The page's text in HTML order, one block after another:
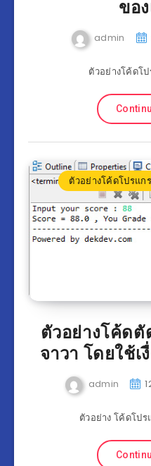
ขอ
admin
ตัวอย่างโค้ดโ
ตัวอย่างโค้ดโปรแก
ตัวอย่างโค้ดตั
จาวา โดยใช้
admin
ตัวอย่าง โค้ดโป